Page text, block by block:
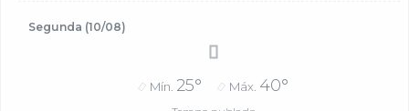
Segunda (10/08)
Mín. 25° Máx. 40°